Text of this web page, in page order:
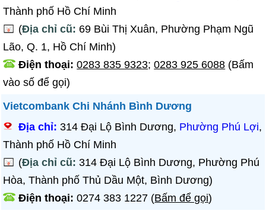
Thành phố Hồ Chí Minh
(Địa chỉ cũ: 69 Bùi Thị Xuân, Phường Phạm Ngũ
Lão, Q. 1, Hồ Chí Minh)
Điện thoại:0283 835 9323;0283 925 6088 (Bấm
vào số để gọi)
Vietcombank Chi Nhánh Bình Dương
Địa chỉ:314 Đại Lộ Bình Dương, Phường Phú Lợi,
Thành phố Hồ Chí Minh
(Địa chỉ cũ:314 Đại Lộ Bình Dương, Phường Phú
Hòa, Thành phố Thủ Dầu Một, Bình Dương)
Điện thoại:0274 383 1227 (Bấm để gọi)